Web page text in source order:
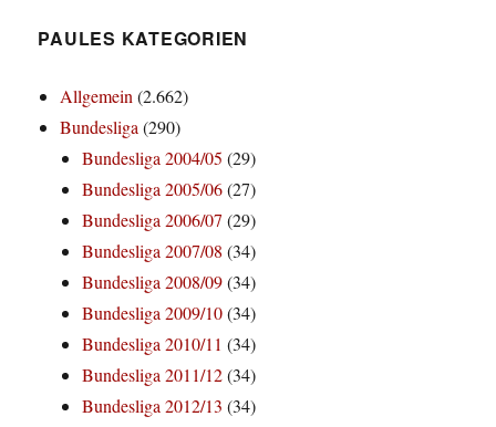
PAULES KATEGORIEN
Allgemein(2.662)
Bundesliga(290)
Bundesliga 2004/05 (29)
Bundesliga 2005/06(27)
Bundesliga 2006/07 (29)
Bundesliga 2007/08 (34)
Bundesliga 2008/09(34)
Bundesliga 2009/10(34)
Bundesliga 2010/11 (34)
Bundesliga 2011/12(34)
Bundesliga 2012/13 (34)